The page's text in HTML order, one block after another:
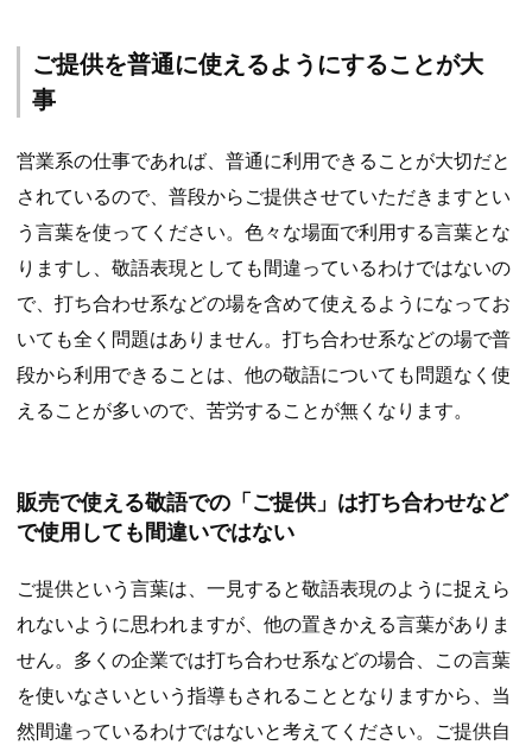
ご提供を普通に使えるようにすることが大
事
営業系の仕事であれば、普通に利用できることが大切だと
されているので、普段からご提供させていただきますとい
う言葉を使ってください。色々な場面で利用する言葉とな
りますし、敬語表現としても間違っているわけではないの
で、打ち合わせ系などの場を含めて使えるようになってお
いても全く問題はありません。打ち合わせ系などの場で普
段から利用できることは、他の敬語についても問題なく使
えることが多いので、苦労することが無くなります。
販売で使える敬語での「ご提供」は打ち合わせなど
で使用しても間違いではない
ご提供という言葉は、一見すると敬語表現のように捉えら
れないように思われますが、他の置きかえる言葉がありま
せん。多くの企業では打ち合わせ系などの場合、この言葉
を使いなさいという指導もされることとなりますから、当
然間違っているわけではないと考えてください。ご提供自